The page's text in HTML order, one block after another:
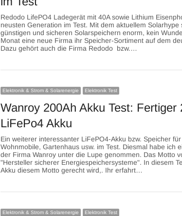
Redodo LifePO4 Ladegerät mit 40A sowie Lithium
neusten Generation im Test. Mit dem aktuellem
günstigen und sicheren Solarspeichern enorm, kein
Monat eine neue Firma ihr Speicher-Sortiment auf dem
Dazu gehört auch die Firma Redodo bzw.…
Elektronik & Strom & Solarenergie Elektronik Test
Wanroy 200Ah Akku Test: Fertiger
LiFePo4 Akku
Ein weiterer interessanter LiFePO4-Akku bzw. Speicher
Wohnmobile, Gartenhaus usw. im Test. Diesmal habe ich
der Firma Wanroy unter die Lupe genommen. Das Motto
"Hersteller sicherer Energiespeichersysteme". In diesem
Akku diesem Motto gerecht wird,. Ihr erfahrt…
Elektronik & Strom & Solarenergie Elektronik Test